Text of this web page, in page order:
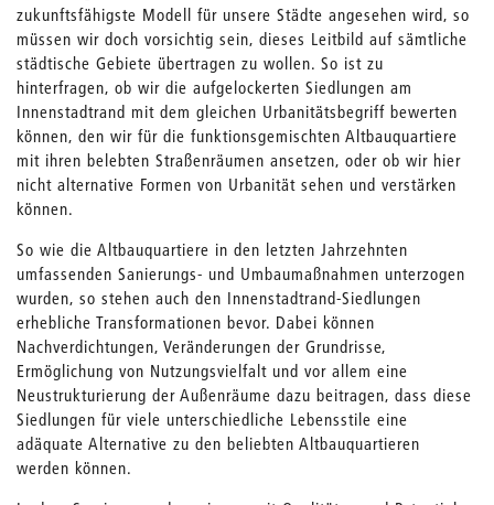
zukunftsfähigste Modell für unsere Städte angesehen wird, so
müssen wir doch vorsichtig sein, dieses Leitbild auf sämtliche
städtische Gebiete übertragen zu wollen. So ist zu
hinterfragen, ob wir die aufgelockerten Siedlungen am
Innenstadtrand mit dem gleichen Urbanitätsbegriff bewerten
können, den wir für die funktionsgemischten Altbauquartiere
mit ihren belebten Straßenräumen ansetzen, oder ob wir hier
nicht alternative Formen von Urbanität sehen und verstärken
können.
So wie die Altbauquartiere in den letzten Jahrzehnten
umfassenden Sanierungs- und Umbaumaßnahmen unterzogen
wurden, so stehen auch den Innenstadtrand-Siedlungen
erhebliche Transformationen bevor. Dabei können
Nachverdichtungen, Veränderungen der Grundrisse,
Ermöglichung von Nutzungsvielfalt und vor allem eine
Neustrukturierung der Außenräume dazu beitragen, dass diese
Siedlungen für viele unterschiedliche Lebensstile eine
adäquate Alternative zu den beliebten Altbauquartieren
werden können.